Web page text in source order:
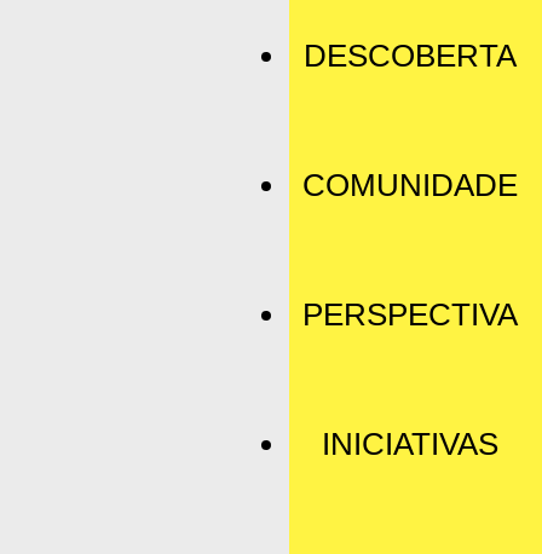
DESCOBERTA
COMUNIDADE
PERSPECTIVA
INICIATIVAS